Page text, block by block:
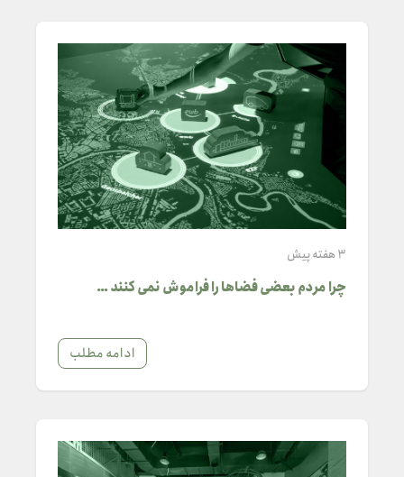
3 هفته پیش
چرا مردم بعضی فضاها را فراموش نمی کنند …
ادامه مطلب